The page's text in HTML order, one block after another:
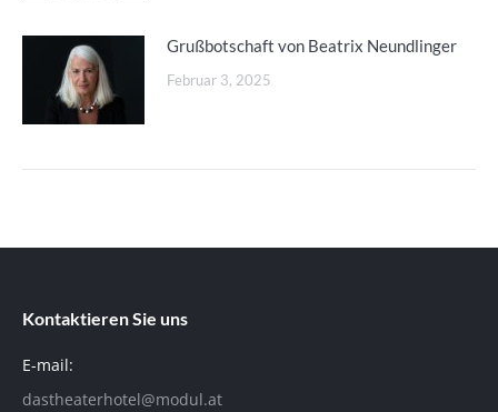
Grußbotschaft von Beatrix Neundlinger
Februar 3, 2025
Kontaktieren Sie uns
E-mail:
dastheaterhotel@modul.at